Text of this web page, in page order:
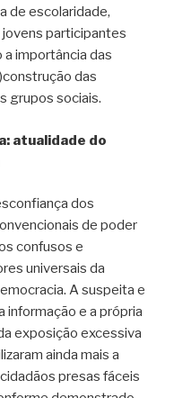
de escolaridade,
participantes
importância das
das
grupos sociais.
atualidade do
dos
de poder
confusos e
universais da
A suspeita e
informação e a própria
exposição excessiva
ainda mais a
presas fáceis